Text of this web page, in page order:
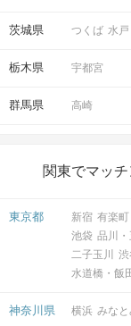
開催場所
茨城県 つくば 水戸
栃木県 宇都宮
群馬県 高崎
関東でマッ
東京都 新宿 有楽町
池袋 品川・
二子玉川
渋
水道橋・飯
神奈川県 横浜 みな